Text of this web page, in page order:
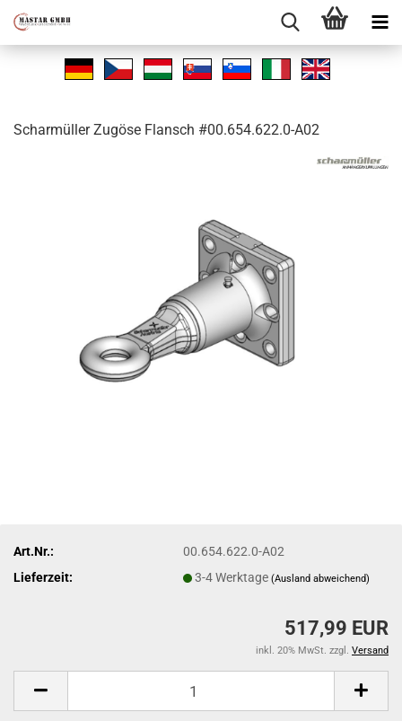
Schar­mül­ler Zu­gö­se Flansch #00.654.622.0-A02
Art.Nr.:
00.654.622.0-A02
Lieferzeit:
3-4 Werktage(Ausland abweichend)
517,99 EUR
inkl. 20% MwSt. zzgl. Versand